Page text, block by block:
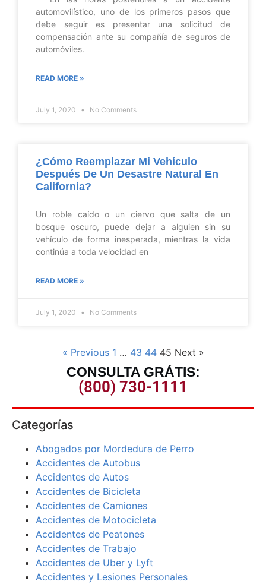
automovilístico, uno de los primeros pasos que
debe seguir es presentar una solicitud de
compensación ante su compañía de seguros de
automóviles.
READ MORE »
July 1, 2020 No Comments
¿Cómo Reemplazar Mi Vehículo
Después De Un Desastre Natural En
California?
Un roble caído o un ciervo que salta de un
bosque oscuro, puede dejar a alguien sin su
vehículo de forma inesperada, mientras la vida
continúa a toda velocidad en
READ MORE »
July 1, 2020 No Comments
« Previous 1 … 43 44 45 Next »
CONSULTA GRÁTIS:
(800) 730-1111
Categorías
Abogados por Mordedura de Perro
Accidentes de Autobus
Accidentes de Autos
Accidentes de Bicicleta
Accidentes de Camiones
Accidentes de Motocicleta
Accidentes de Peatones
Accidentes de Trabajo
Accidentes de Uber y Lyft
Accidentes y Lesiones Personales